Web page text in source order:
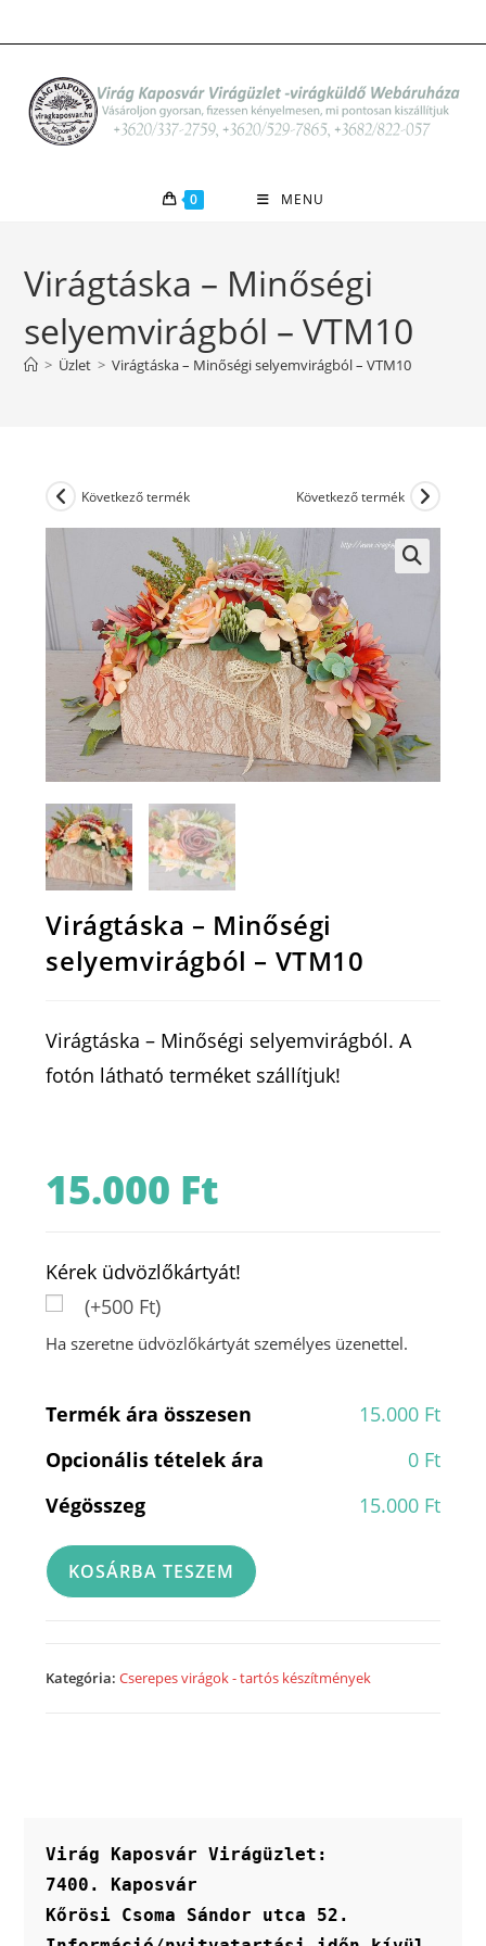
to
0 MENU
Virágtáska – Minőségi
selyemvirágból – VTM10
> Üzlet > Virágtáska – Minőségi selyemvirágból – VTM10
Következő termék Következő termék
Virágtáska – Minőségi
selyemvirágból – VTM10
Virágtáska – Minőségi selyemvirágból. A
fotón látható terméket szállítjuk!
15.000 Ft
Kérek üdvözlőkártyát!
(+500 Ft)
Ha szeretne üdvözlőkártyát személyes üzenettel.
Termék ára összesen
15.000 Ft
Opcionális tételek ára
0 Ft
Végösszeg
15.000 Ft
Virágtáska
-
VTM10
KOSÁRBA TESZEM
Kategória:Cserepes virágok - tartós készítmények
Virág Kaposvár Virágüzlet:
7400. Kaposvár
Kőrösi Csoma Sándor utca 52.